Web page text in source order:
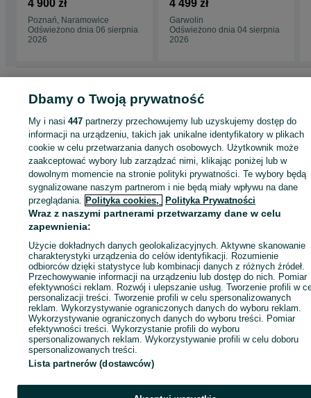
4 900 zł
Poznań, Naramowice
Odświeżono dnia 06 sierpnia
2026
green rozmiar 17"- M
4 499 zł
Garwolin
Odświeżono dnia 04 sierpnia
2026
elektryczne - Wielkopolskie
Rowery elektryczne - Poznań
KATEGORIA
ID:1073588871 Wyświetlenia:
Zadzwoń / SMS Wyślij wiadomość
Dbamy o Twoją prywatność
My i nasi447 partnerzy przechowujemy lub uzyskujemy dostęp do
informacji na urządzeniu, takich jak unikalne identyfikatory w plikach
cookie w celu przetwarzania danych osobowych. Użytkownik może
zaakceptować wybory lub zarządzać nimi, klikając poniżej lub w
dowolnym momencie na stronie polityki prywatności. Te wybory będą
sygnalizowane naszym partnerom i nie będą miały wpływu na dane
przeglądania. Polityka cookies, Polityka Prywatności
Wraz z naszymi partnerami przetwarzamy dane w celu
zapewnienia:
Użycie dokładnych danych geolokalizacyjnych. Aktywne skanowanie
charakterystyki urządzenia do celów identyfikacji. Rozumienie
odbiorców dzięki statystyce lub kombinacji danych z różnych źródeł.
Przechowywanie informacji na urządzeniu lub dostęp do nich. Pomiar
efektywności reklam. Rozwój i ulepszanie usług. Tworzenie profili w
personalizacji treści. Tworzenie profili w celu spersonalizowanych
reklam. Wykorzystywanie ograniczonych danych do wyboru reklam.
Wykorzystywanie ograniczonych danych do wyboru treści. Pomiar
efektywności treści. Wykorzystanie profili do wyboru
spersonalizowanych reklam. Wykorzystywanie profili w celu doboru
spersonalizowanych treści.
Lista partnerów (dostawców)